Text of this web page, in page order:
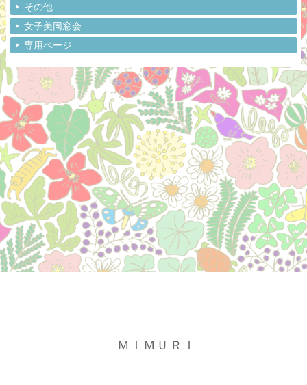
その他
女子美同窓会
専用ページ
ＭＩＭＵＲＩ